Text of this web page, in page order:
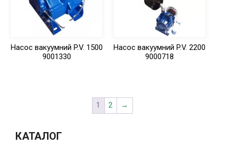
Насос вакуумний P.V. 1500
9001330
Насос вакуумний P.V. 2200
9000718
1 2 →
КАТАЛОГ